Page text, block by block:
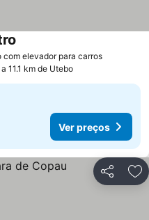
elevador para carros
11.1 km de Utebo
Ver preços
Partilhar